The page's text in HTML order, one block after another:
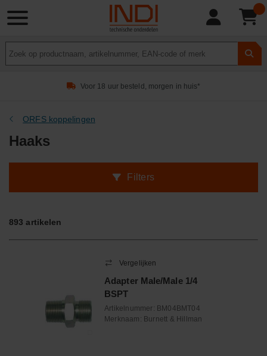
Voor 18 uur besteld, morgen in huis*
ORFS koppelingen
Haaks
Filters
893 artikelen
Vergelijken
Adapter Male/Male 1/4
BSPT
Artikelnummer: BM04BMT04
Merknaam: Burnett & Hillman